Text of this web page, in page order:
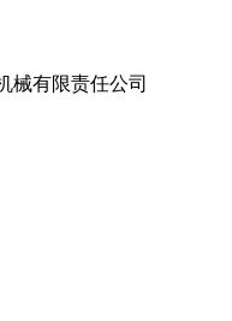
械有限责任公司